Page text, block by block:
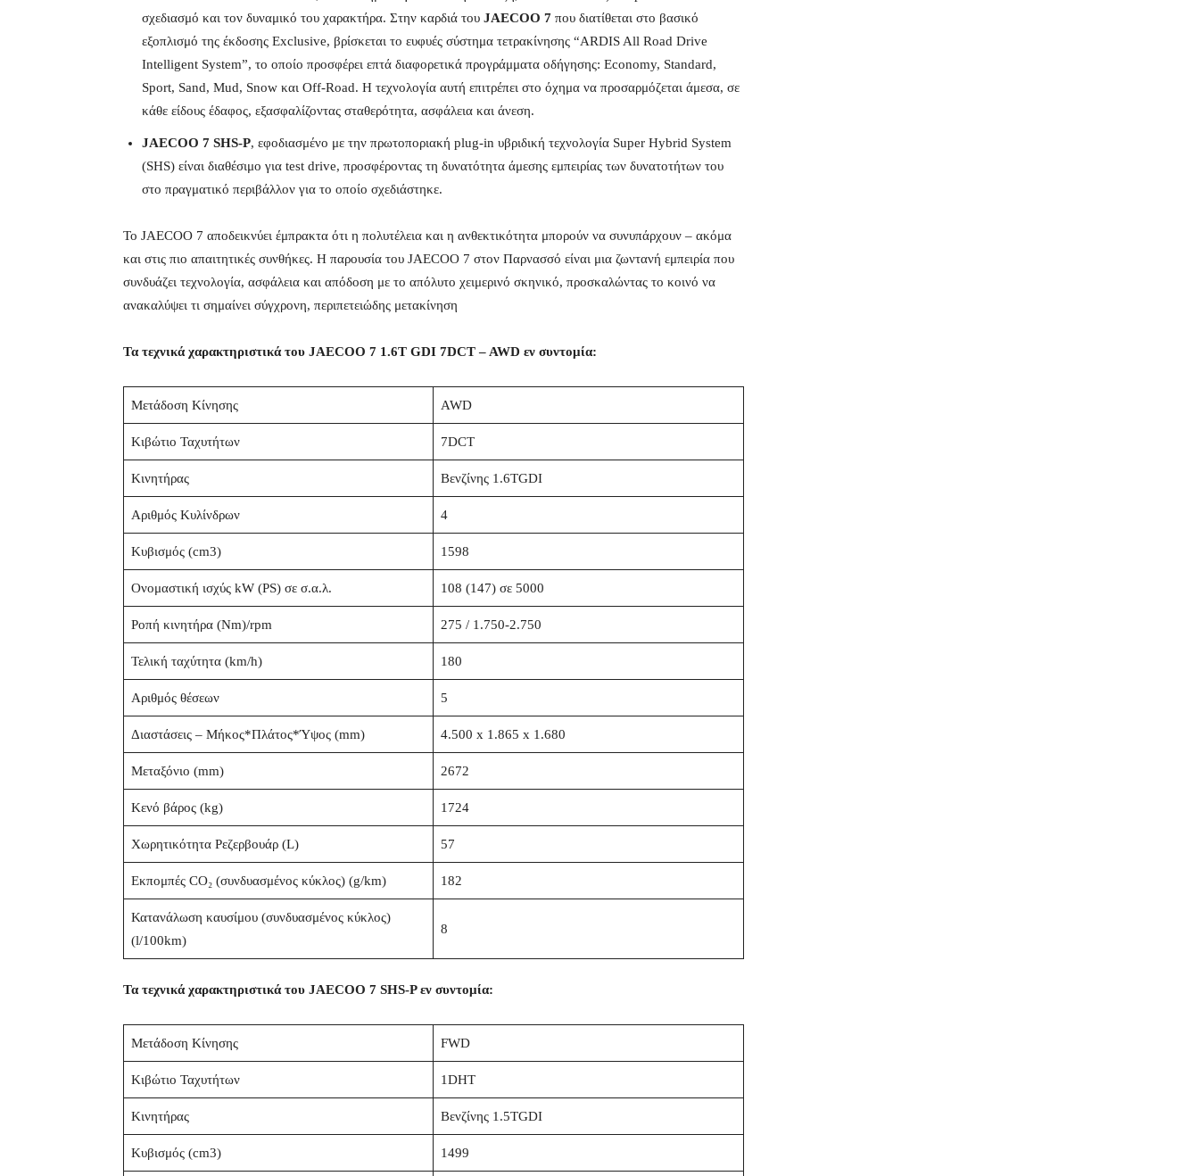
σχεδιασμό και τον δυναμικό του χαρακτήρα. Στην καρδιά του JAECOO 7 που διατίθεται στο βασικό
εξοπλισμό της έκδοσης Exclusive, βρίσκεται το ευφυές σύστημα τετρακίνησης “ARDIS All Road Drive
Intelligent System”, το οποίο προσφέρει επτά διαφορετικά προγράμματα οδήγησης: Economy, Standard,
Sport, Sand, Mud, Snow και Off-Road. Η τεχνολογία αυτή επιτρέπει στο όχημα να προσαρμόζεται άμεσα, σε
κάθε είδους έδαφος, εξασφαλίζοντας σταθερότητα, ασφάλεια και άνεση.
JAECOO 7 SHS-P, εφοδιασμένο με την πρωτοποριακή plug-in υβριδική τεχνολογία Super Hybrid System
(SHS) είναι διαθέσιμο για test drive, προσφέροντας τη δυνατότητα άμεσης εμπειρίας των δυνατοτήτων του
στο πραγματικό περιβάλλον για το οποίο σχεδιάστηκε.
Το JAECOO 7 αποδεικνύει έμπρακτα ότι η πολυτέλεια και η ανθεκτικότητα μπορούν να συνυπάρχουν – ακόμα
και στις πιο απαιτητικές συνθήκες. Η παρουσία του JAECOO 7 στον Παρνασσό είναι μια ζωντανή εμπειρία που
συνδυάζει τεχνολογία, ασφάλεια και απόδοση με το απόλυτο χειμερινό σκηνικό, προσκαλώντας το κοινό να
ανακαλύψει τι σημαίνει σύγχρονη, περιπετειώδης μετακίνηση
Τα τεχνικά χαρακτηριστικά του JAECOO 7 1.6T GDI 7DCT – AWD εν συντομία:
Μετάδοση Κίνησης AWD
Κιβώτιο Ταχυτήτων 7DCT
Κινητήρας Βενζίνης 1.6TGDI
Αριθμός Κυλίνδρων 4
Κυβισμός (cm3) 1598
Ονομαστική ισχύς kW (PS) σε σ.α.λ. 108 (147) σε 5000
Ροπή κινητήρα (Nm)/rpm 275 / 1.750-2.750
Τελική ταχύτητα (km/h) 180
Αριθμός θέσεων 5
Διαστάσεις – Μήκος*Πλάτος*Ύψος (mm) 4.500 x 1.865 x 1.680
Μεταξόνιο (mm) 2672
Κενό βάρος (kg) 1724
Χωρητικότητα Ρεζερβουάρ (L) 57
Εκπομπές CO₂ (συνδυασμένος κύκλος) (g/km) 182
Κατανάλωση καυσίμου (συνδυασμένος κύκλος)
(l/100km)
8
Τα τεχνικά χαρακτηριστικά του JAECOO 7 SHS-P εν συντομία:
Μετάδοση Κίνησης FWD
Κιβώτιο Ταχυτήτων 1DHT
Κινητήρας Βενζίνης 1.5TGDI
Κυβισμός (cm3) 1499